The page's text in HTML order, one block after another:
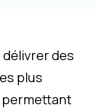
des
plus
permettant